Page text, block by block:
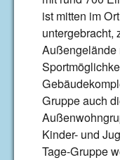
ist mitten im
untergebracht,
Außengelände
Gruppe auch
Kinder- und
Tage-Gruppe